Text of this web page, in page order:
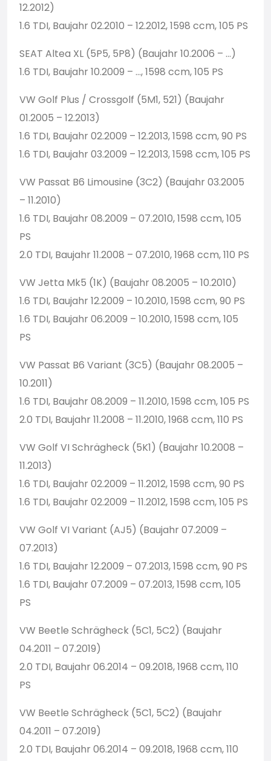
12.2012)
1.6 TDI, Baujahr 02.2010 – 12.2012, 1598 ccm, 105 PS
SEAT Altea XL (5P5, 5P8) (Baujahr 10.2006 – …)
1.6 TDI, Baujahr 10.2009 – …, 1598 ccm, 105 PS
VW Golf Plus / Crossgolf (5M1, 521) (Baujahr
01.2005 – 12.2013)
1.6 TDI, Baujahr 02.2009 – 12.2013, 1598 ccm, 90 PS
1.6 TDI, Baujahr 03.2009 – 12.2013, 1598 ccm, 105 PS
VW Passat B6 Limousine (3C2) (Baujahr 03.2005
– 11.2010)
1.6 TDI, Baujahr 08.2009 – 07.2010, 1598 ccm, 105
PS
2.0 TDI, Baujahr 11.2008 – 07.2010, 1968 ccm, 110 PS
VW Jetta Mk5 (1K) (Baujahr 08.2005 – 10.2010)
1.6 TDI, Baujahr 12.2009 – 10.2010, 1598 ccm, 90 PS
1.6 TDI, Baujahr 06.2009 – 10.2010, 1598 ccm, 105
PS
VW Passat B6 Variant (3C5) (Baujahr 08.2005 –
10.2011)
1.6 TDI, Baujahr 08.2009 – 11.2010, 1598 ccm, 105 PS
2.0 TDI, Baujahr 11.2008 – 11.2010, 1968 ccm, 110 PS
VW Golf VI Schrägheck (5K1) (Baujahr 10.2008 –
11.2013)
1.6 TDI, Baujahr 02.2009 – 11.2012, 1598 ccm, 90 PS
1.6 TDI, Baujahr 02.2009 – 11.2012, 1598 ccm, 105 PS
VW Golf VI Variant (AJ5) (Baujahr 07.2009 –
07.2013)
1.6 TDI, Baujahr 12.2009 – 07.2013, 1598 ccm, 90 PS
1.6 TDI, Baujahr 07.2009 – 07.2013, 1598 ccm, 105
PS
VW Beetle Schrägheck (5C1, 5C2) (Baujahr
04.2011 – 07.2019)
2.0 TDI, Baujahr 06.2014 – 09.2018, 1968 ccm, 110
PS
VW Beetle Schrägheck (5C1, 5C2) (Baujahr
04.2011 – 07.2019)
2.0 TDI, Baujahr 06.2014 – 09.2018, 1968 ccm, 110